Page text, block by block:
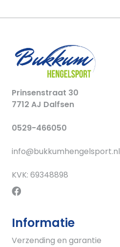
Prinsenstraat 30
7712 AJ Dalfsen
0529-466050
info@bukkumhengelsport.nl
KVK: 69348898
Informatie
Verzending en garantie